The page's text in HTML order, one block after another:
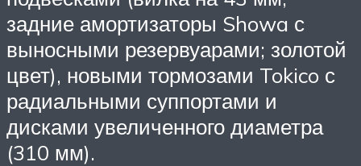
задние амортизаторы Showa с
выносными резервуарами; золотой
цвет), новыми тормозами Tokico с
радиальными суппортами и
дисками увеличенного диаметра
(310 мм).